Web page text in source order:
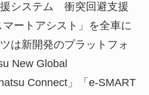
システム 衝突回避支援
ートアシスト」を全車に
は新開発のプラットフォ
New Global
Connect」「e-SMART